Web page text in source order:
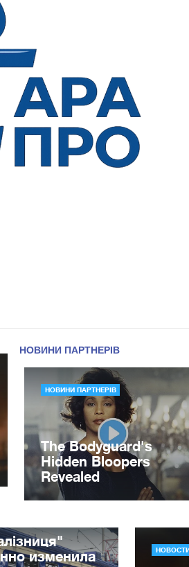
изменила